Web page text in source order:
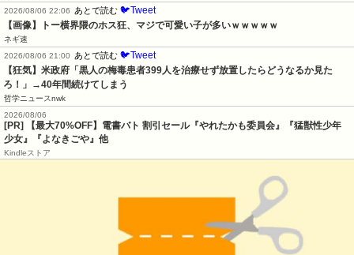
2026/08/06 22:06
あとで読む 🐦Tweet
【画像】トー横界隈のホス狂、マジで可愛い子が多いｗｗｗｗｗ
ネギ速
2026/08/06 21:00
あとで読む 🐦Tweet
【狂気】米政府「黒人の梅毒患者399人を治療せず放置したらどうなるか見た
ろ！」→40年間続けてしまう
哲学ニュースnwk
2026/08/06
[PR]
【最大70%OFF】電書バト 割引セール『やれたかも委員会』『猛獣性少年
少女』『よなきごや』他
Kindleストア